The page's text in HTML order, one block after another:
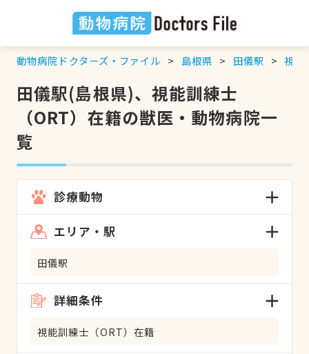
動物病院ドクターズ・ファイル 島根県 田儀駅 視能
田儀駅(島根県)、視能訓練士
（ORT）在籍の獣医・動物病院一
覧
診療動物
エリア・駅
田儀駅
詳細条件
視能訓練士（ORT）在籍